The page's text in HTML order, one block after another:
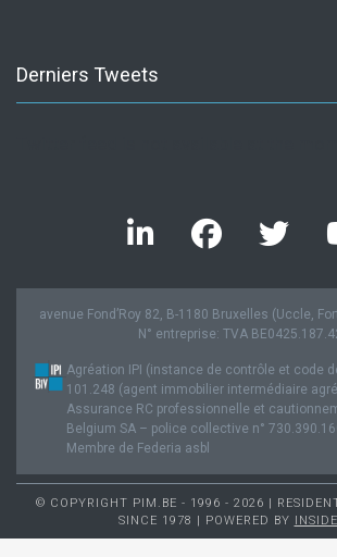
Derniers Tweets
avenue Fond’Roy 82, B-1180 Bruxelles (Uccle,
N° entreprise: TVA
Agréation IPI (instance de contrôle et code
101.248 (agent immobilier intermédiaire
Assurance RC professionnelle et
Belgium SA – police collective n°
Membre de Federia asbl
© COPYRIGHT PIM.BE - 1996 - 2026 |
SINCE 1978 | POWERED BY